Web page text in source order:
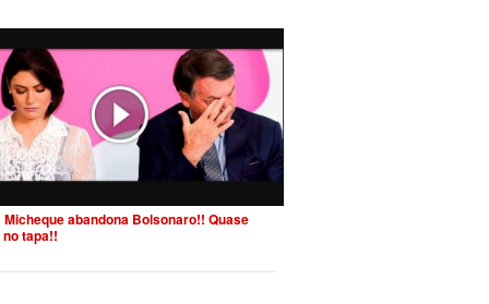
Micheque abandona Bolsonaro!! Quase
tapa!!